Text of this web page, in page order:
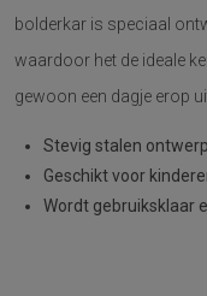
bolderkar is speciaal
waardoor het de ideale
gewoon een dagje erop
Stevig stalen ontwerp
Geschikt voor
Wordt gebruiksklaar